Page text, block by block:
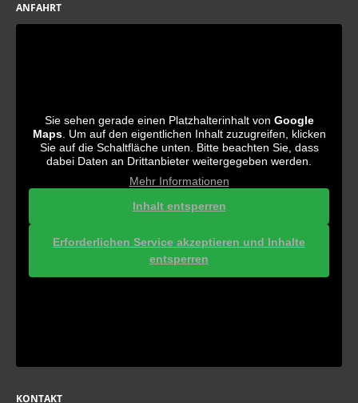
ANFAHRT
Sie sehen gerade einen Platzhalterinhalt von Google
Maps. Um auf den eigentlichen Inhalt zuzugreifen, klicken
Sie auf die Schaltfläche unten. Bitte beachten Sie, dass
dabei Daten an Drittanbieter weitergegeben werden.
Mehr Informationen
Inhalt entsperren
Erforderlichen Service akzeptieren und Inhalte
entsperren
KONTAKT